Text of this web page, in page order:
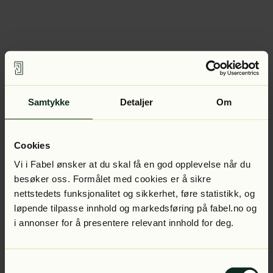
Samtykke Detaljer Om
Cookies
Vi i Fabel ønsker at du skal få en god opplevelse når du
besøker oss. Formålet med cookies er å sikre
nettstedets funksjonalitet og sikkerhet, føre statistikk, og
løpende tilpasse innhold og markedsføring på fabel.no og
i annonser for å presentere relevant innhold for deg.